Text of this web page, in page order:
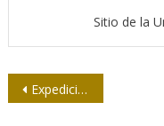
Sitio de la
Navegación
Expedición sobre ruedas